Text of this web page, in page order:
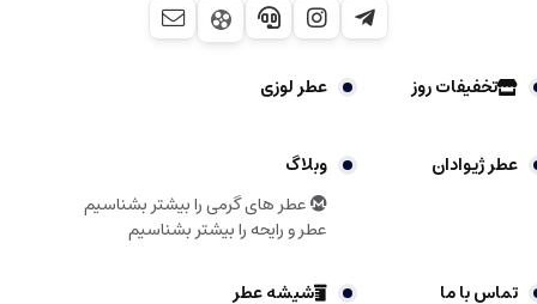
تخفیفات روز عطر لوزی
عطر ژیوادان
وبلاگ
عطر های گرمی را بیشتر بشناسیم
عطر و رایحه را بیشتر بشناسیم
تماس با ما شیشه عطر